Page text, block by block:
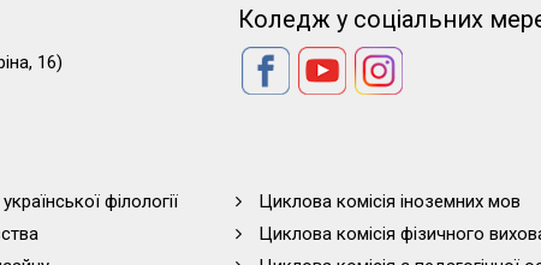
16)
Коледж у соціальних
філології
Циклова комісія іноземних мов
Циклова комісія фізичного